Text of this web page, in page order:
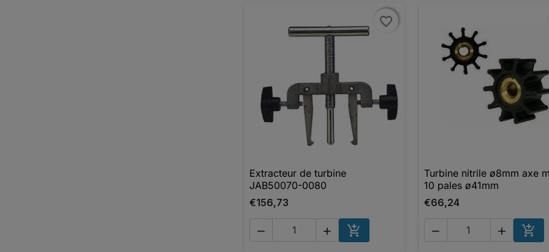
favorite_border
favorite_border
 Aperçu rapide
Extracteur de turbine
JAB50070-0080
€156,73
  
AJOUTER AU PANIER
 Aperçu rapide
Turbine nitrile ø8mm axe
10 pales ø41mm
€66,24
  